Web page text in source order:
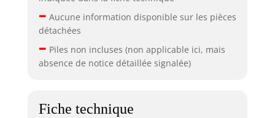
– Aucune information disponible sur les pièces
détachées
– Piles non incluses (non applicable ici, mais
absence de notice détaillée signalée)
Fiche technique